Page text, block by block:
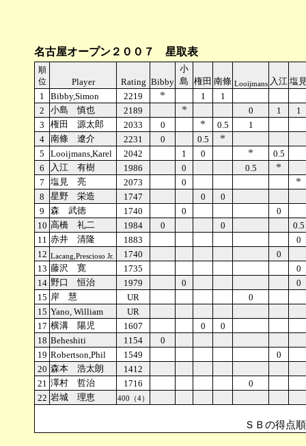
名古屋オープン２００７ 星取表
順
位
Player Rating Bibby
小
島 権田 南條 Looijmans 入江 塩
1
Bibby,Simon 2219 * 1
1
2
小島 慎也 2189 * 0 1
1
3
権田 源太郎 2033 0 * 0.5
1
4 南條 遼介 2231 0 0.5 *
5 Looijmans,Karel 2042 1 0 *
0.5
6
入江 有樹 1986 0 0.5 *
7 塩見 亮 2073 0 *
8 星野 栄造 1747 0
0
9
森 武徳 1740 0
0
10 高橋 礼二 1984 0 0
0.5
11 赤井 清隆 1883
0
12 Lacang,Prescioso Jr. 1740
0
13 藤沢 寛 1735
0
14 野口 恒治 1979 0
0
15 岸 慧 UR
0
15 Yano, William
UR
17 横溝 陽児 1607 0
0
18 Beheshiti 1154
0
19 Robertson,Phil 1549
0
20 森本 浩太朗
1412
21 澤村 哲治 1716
0
22 岩城 理恵 400（4）
ＳＢの